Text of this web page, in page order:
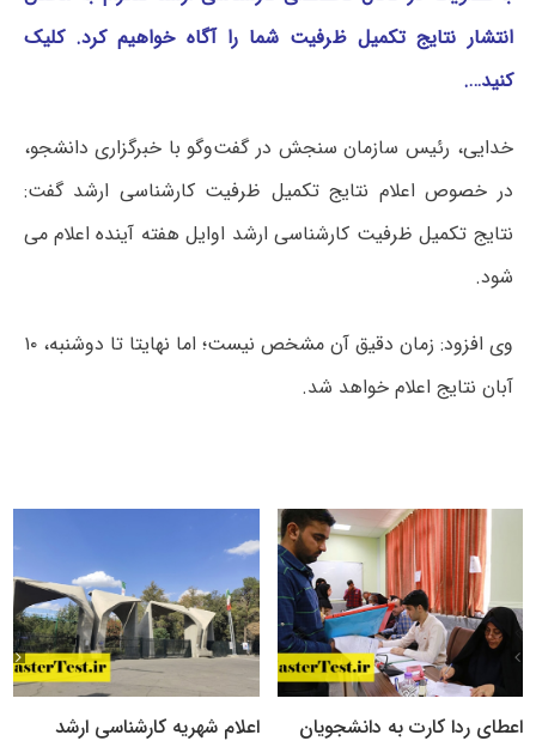
انتشار نتایج تکمیل ظرفیت شما را آگاه خواهیم کرد. کلیک
کنید….
خدایی، رئیس سازمان سنجش در گفت‌و‌گو با خبرگزاری دانشجو،
در خصوص اعلام نتایج تکمیل ظرفیت کارشناسی ارشد گفت:
نتایج تکمیل ظرفیت کارشناسی ارشد اوایل هفته آینده اعلام می
شود.
وی افزود: زمان دقیق آن مشخص نیست؛ اما نهایتا تا دوشنبه، ۱۰
آبان نتایج اعلام خواهد شد.
اعطای ردا کارت به دانشجویان
اعلام شهریه کارشناسی ارشد